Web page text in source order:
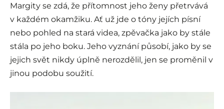
Margity se zdá, že přítomnost jeho ženy přetrvává
v každém okamžiku. Ať už jde o tóny jejích písní
nebo pohled na stará videa, zpěvačka jako by stále
stála po jeho boku. Jeho vyznání působí, jako by se
jejich svět nikdy úplně nerozdělil, jen se proměnil v
jinou podobu soužití.